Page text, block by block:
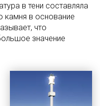
в тени составляла
камня в основание
что
значение